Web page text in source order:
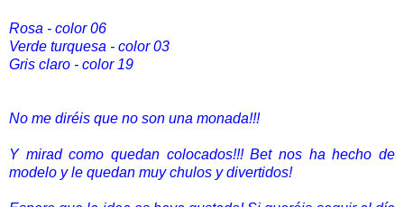
Rosa - color 06
Verde turquesa - color 03
Gris claro - color 19
No me diréis que no son una monada!!!
Y mirad como quedan colocados!!! Bet nos ha hecho de
modelo y le quedan muy chulos y divertidos!